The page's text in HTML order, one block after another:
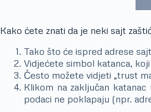
Kako ćete znati da je neki sajt
Tako što će ispred adrese
Vidjećete simbol katanca,
Često možete vidjeti „trust
Klikom na zaključan
podaci ne poklapaju (npr.